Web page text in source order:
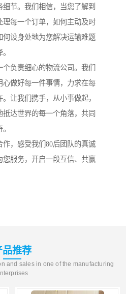
节。我们相信，当您了解到
每一个订单，如何主动及时
设身处地为您解决运输难题
负责细心的物流公司。我们
做好每一件事情，力求在每
让我们携手，从小事做起，
达世界的每一个角落，共同
，感受我们80后团队的真诚
服务，开启一段互信、共赢
品推荐
and sales in one of the manufacturing